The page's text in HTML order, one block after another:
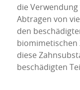
die
Abtragen von
den
biomimetischen
diese
beschädigten